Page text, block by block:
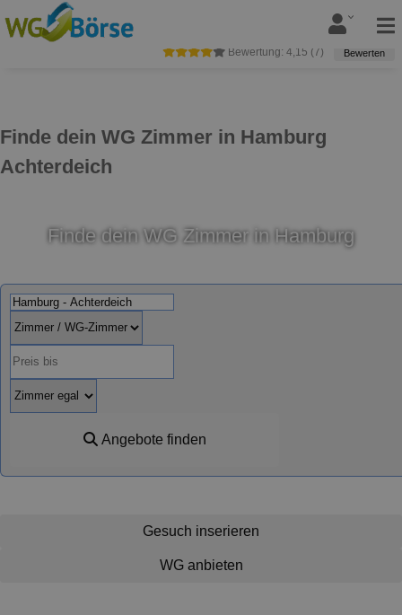
Finde dein WG Zimmer in Hamburg
Achterdeich
Bewertung: 4,15 ( 7) Bewerten
Finde dein WG Zimmer in Hamburg
Angebote finden
Gesuch inserieren
WG anbieten